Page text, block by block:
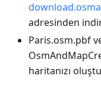
adresinden
Paris.osm.pbf
haritanızı